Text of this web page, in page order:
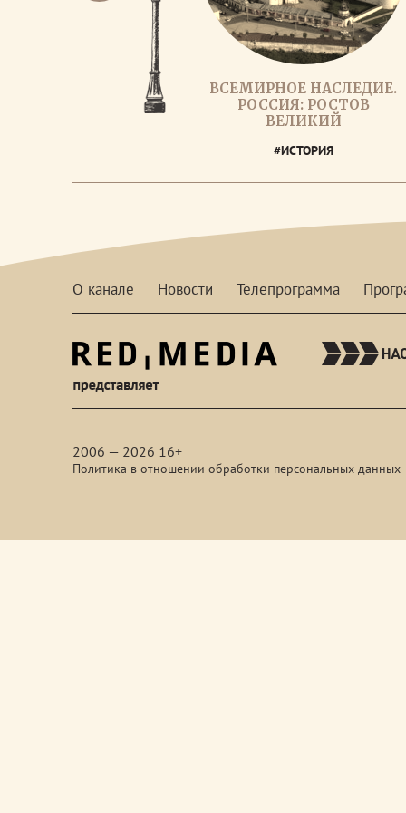
ВСЕМИРНОЕ НАСЛЕДИЕ.
РОССИЯ: РОСТОВ
ВЕЛИКИЙ
#ИСТОРИЯ
О канале Новости Телепрограмма
2006 — 2026 16+
Политика в отношении обработки персональных данных